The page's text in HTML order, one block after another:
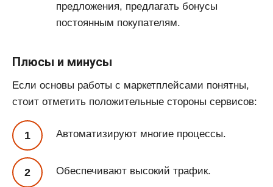
предложения, предлагать бонусы
постоянным покупателям.
Плюсы и минусы
Если основы работы с маркетплейсами понятны,
стоит отметить положительные стороны сервисов:
Автоматизируют многие процессы.
Обеспечивают высокий трафик.